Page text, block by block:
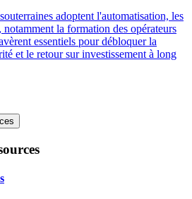
adoptent l'automatisation, les
notamment la formation des opérateurs
essentiels pour débloquer la
et le retour sur investissement à long